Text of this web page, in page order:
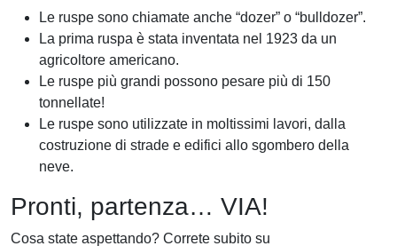
Le ruspe sono chiamate anche “dozer” o “bulldozer”.
La prima ruspa è stata inventata nel 1923 da un
agricoltore americano.
Le ruspe più grandi possono pesare più di 150
tonnellate!
Le ruspe sono utilizzate in moltissimi lavori, dalla
costruzione di strade e edifici allo sgombero della
neve.
Pronti, partenza… VIA!
Cosa state aspettando? Correte subito su